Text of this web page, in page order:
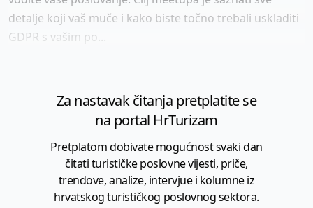
detalje koji vaš muče i kako biste točno trebali uskladiti
GDPR s vašim po...
Za nastavak čitanja pretplatite se
na portal HrTurizam
Pretplatom dobivate mogućnost svaki dan
čitati turističke poslovne vijesti, priče,
trendove, analize, intervjue i kolumne iz
hrvatskog turističkog poslovnog sektora.